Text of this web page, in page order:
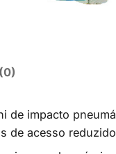
de impacto
de acesso reduzido